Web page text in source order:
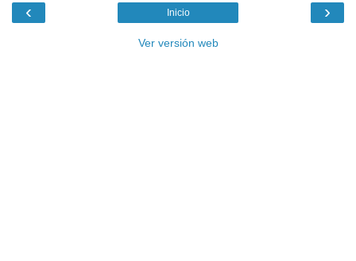
‹ ›
Inicio
Ver versión web